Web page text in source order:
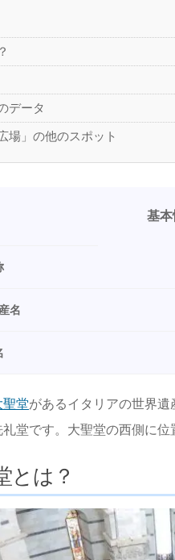
データ
場」の他のスポット
基本
名
聖堂があるイタリアの世界遺
堂です。大聖堂の西側に位
とは？